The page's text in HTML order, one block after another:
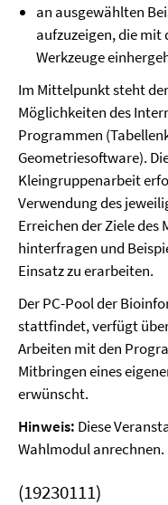
an ausgewählten
aufzuzeigen, die mit
Werkzeuge
Im Mittelpunkt steht
Möglichkeiten des
Programmen
Geometriesoftware).
Kleingruppenarbeit
Verwendung des
Erreichen der Ziele
hinterfragen und
Einsatz zu erarbeiten.
Der PC-Pool der
stattfindet, verfügt
Arbeiten mit den
Mitbringen eines
erwünscht.
Hinweis: Diese
Wahlmodul anrechnen.
(19230111)